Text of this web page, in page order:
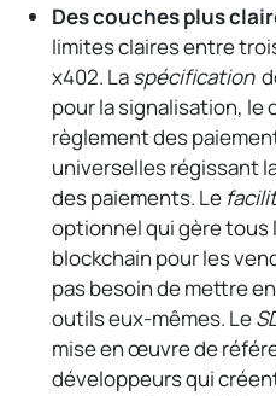
Des couches plus
limites claires entre
x402. Laspécification
pour la signalisation,
règlement des
universelles régissant
des paiements. Le
optionnel qui gère tous
blockchain pour les
pas besoin de mettre
outils eux-mêmes. Le
mise en œuvre de
développeurs qui